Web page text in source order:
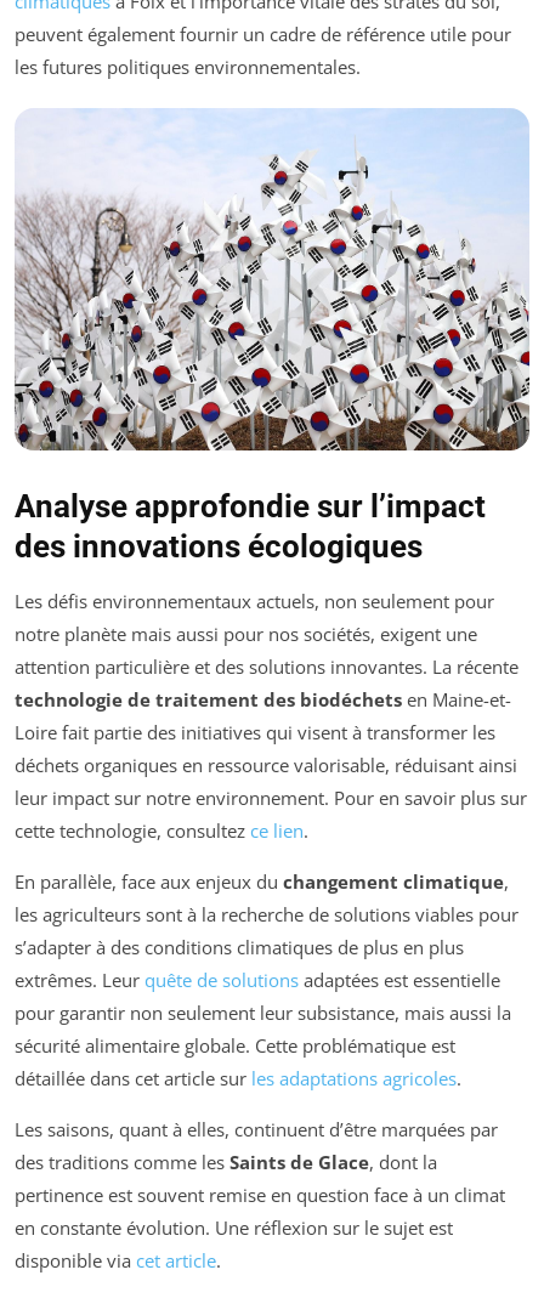
peuvent également fournir un cadre de référence utile pour
les futures politiques environnementales.
Analyse approfondie sur l’impact
des innovations écologiques
Les défis environnementaux actuels, non seulement pour
notre planète mais aussi pour nos sociétés, exigent une
attention particulière et des solutions innovantes. La récente
technologie de traitement des biodéchets en Maine-et-
Loire fait partie des initiatives qui visent à transformer les
déchets organiques en ressource valorisable, réduisant ainsi
leur impact sur notre environnement. Pour en savoir plus sur
cette technologie, consultez ce lien.
En parallèle, face aux enjeux du changement climatique,
les agriculteurs sont à la recherche de solutions viables pour
s’adapter à des conditions climatiques de plus en plus
extrêmes. Leur quête de solutions adaptées est essentielle
pour garantir non seulement leur subsistance, mais aussi la
sécurité alimentaire globale. Cette problématique est
détaillée dans cet article sur les adaptations agricoles.
Les saisons, quant à elles, continuent d’être marquées par
des traditions comme les Saints de Glace, dont la
pertinence est souvent remise en question face à un climat
en constante évolution. Une réflexion sur le sujet est
disponible via cet article.